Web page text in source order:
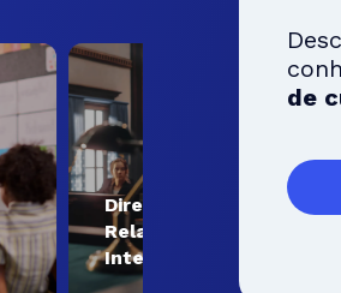
Direito e
Relações
Internacionais
de